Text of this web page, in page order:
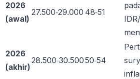
2026
(awal)
27.500‑29.000 48‑51
2026
(akhir)
28.500‑30.50050‑54